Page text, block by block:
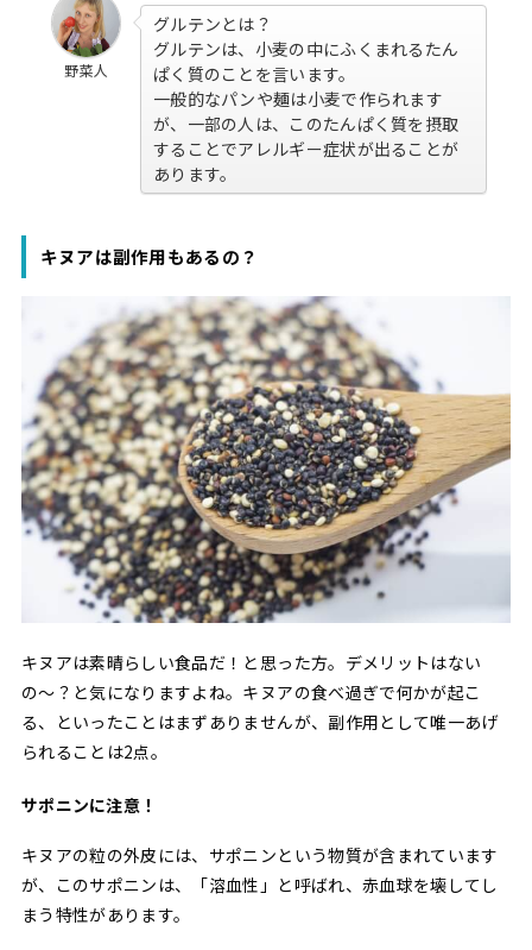
野菜人
グルテンとは？
グルテンは、小麦の中にふくまれるたん
ぱく質のことを言います。
一般的なパンや麺は小麦で作られます
が、一部の人は、このたんぱく質を摂取
することでアレルギー症状が出ることが
あります。
キヌアは副作用もあるの？
キヌアは素晴らしい食品だ！と思った方。デメリットはない
の〜？と気になりますよね。キヌアの食べ過ぎで何かが起こ
る、といったことはまずありませんが、副作用として唯一あげ
られることは2点。
サポニンに注意！
キヌアの粒の外皮には、サポニンという物質が含まれています
が、このサポニンは、「溶血性」と呼ばれ、赤血球を壊してし
まう特性があります。